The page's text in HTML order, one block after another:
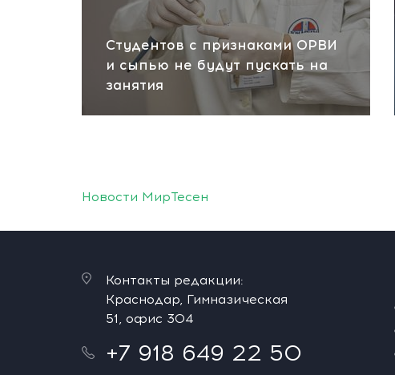
Студентов с признаками ОРВИ
и сыпью не будут пускать на
занятия
Новости МирТесен
Контакты редакции:
Краснодар, Гимназическая
51, офис 304
+7 918 649 22 50